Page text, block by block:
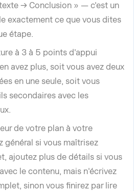
→ Conclusion » — c'est un
exactement ce que vous dites
étape.
à 3 à 5 points d'appui
avez plus, soit vous avez deux
en une seule, soit vous
secondaires avec les
de votre plan à votre
général si vous maîtrisez
ajoutez plus de détails si vous
le contenu, mais n'écrivez
sinon vous finirez par lire